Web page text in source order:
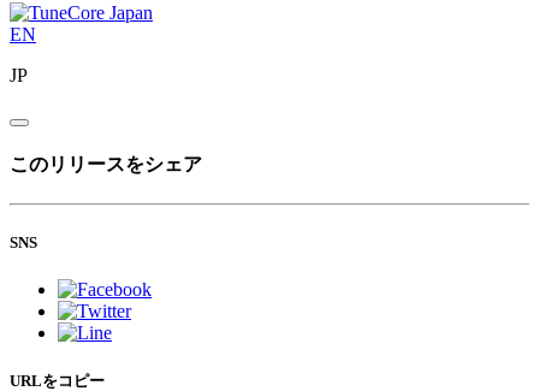
EN
JP
このリリースをシェア
SNS
URLをコピー